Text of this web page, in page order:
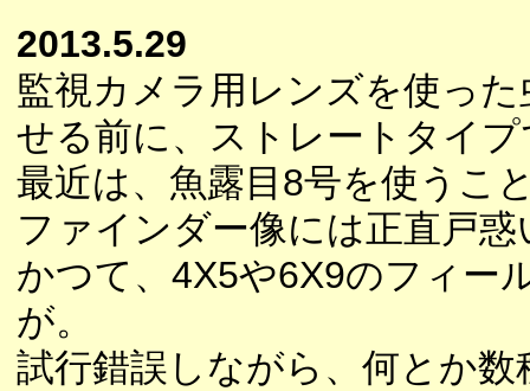
2013.5.29
監視カメラ用レンズを使っ
せる前に、ストレートタイ
最近は、魚露目8号を使うこ
ファインダー像には正直戸
かつて、4X5や6X9のフィー
が。
試行錯誤しながら、何とか